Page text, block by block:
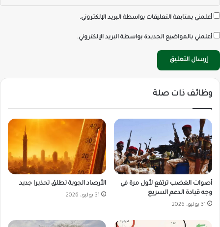
أعلمني بمتابعة التعليقات بواسطة البريد الإلكتروني.
أعلمني بالمواضيع الجديدة بواسطة البريد الإلكتروني.
وظائف ذات صلة
أصوات الغضب ترتفع لأول مرة في
وجه قيادة الدعم السريع
31 يوليو، 2026
الأرصاد الجوية تطلق تحذيرا جديد
31 يوليو، 2026